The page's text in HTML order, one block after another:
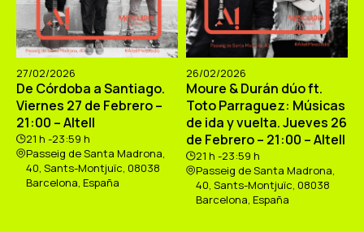
27/02/2026
De Córdoba a Santiago.
Viernes 27 de Febrero –
21:00 – Altell
21 h -23:59 h
Passeig de Santa Madrona,
40, Sants-Montjuïc, 08038
Barcelona, España
26/02/2026
Moure & Durán dúo ft.
Toto Parraguez: Músicas
de ida y vuelta. Jueves 26
de Febrero – 21:00 – Altell
21 h -23:59 h
Passeig de Santa Madrona,
40, Sants-Montjuïc, 08038
Barcelona, España